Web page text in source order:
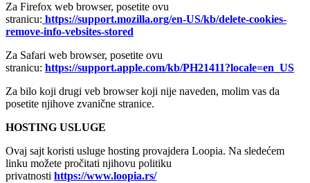
Za Firefox web browser, posetite ovu
stranicu: https://support.mozilla.org/en-US/kb/delete-cookies-
remove-info-vebsites-stored
Za Safari web browser, posetite ovu
stranicu: https://support.apple.com/kb/PH21411?locale=en_US
Za bilo koji drugi veb browser koji nije naveden, molim vas da
posetite njihove zvanične stranice.
HOSTING USLUGE
Ovaj sajt koristi usluge hosting provajdera Loopia. Na sledećem
linku možete pročitati njihovu politiku
privatnosti https://www.loopia.rs/